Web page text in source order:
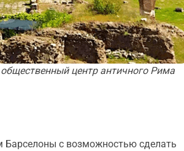
центр античного Рима
Барселоны с возможностью сделать